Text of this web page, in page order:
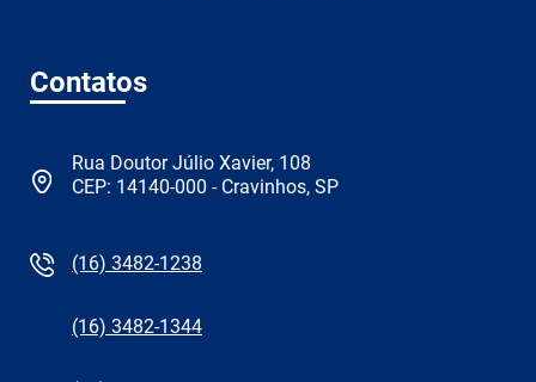
Contatos
Rua Doutor Júlio Xavier, 108
CEP: 14140-000 - Cravinhos, SP
(16) 3482-1238
(16) 3482-1344